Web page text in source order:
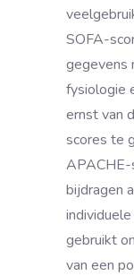
SOFA-
gegevens
fysiologie
ernst van
scores te
bijdragen
gebruikt
van een